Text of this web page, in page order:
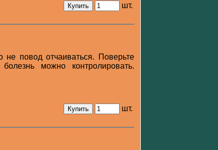
шт.
не повод отчаиваться. Поверьте
можно контролировать.
шт.